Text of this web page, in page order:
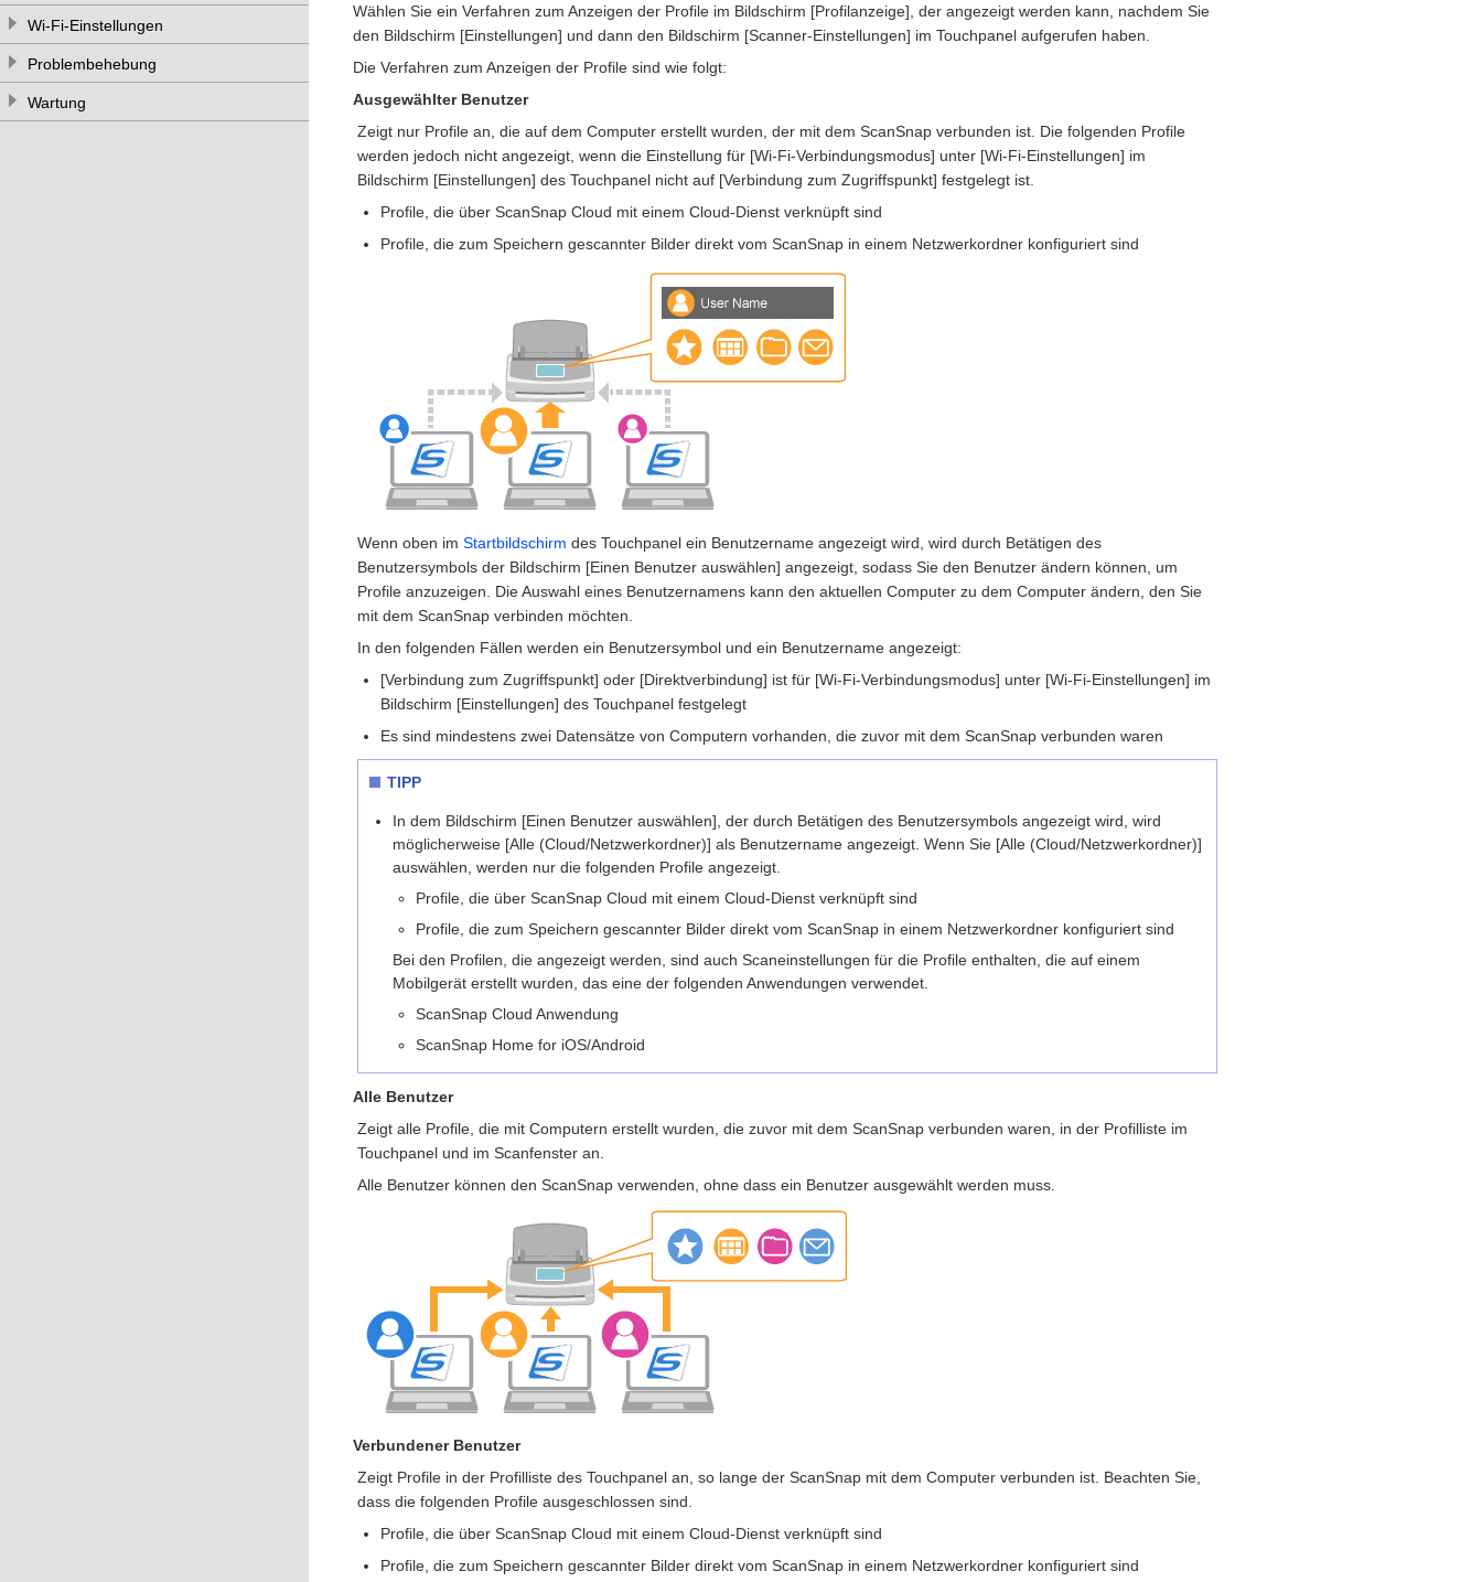
Wi-Fi-Einstellungen
Problembehebung
Wartung
Wählen Sie ein Verfahren zum Anzeigen der Profile im Bildschirm [Profilanzeige], der angezeigt werden kann, nachdem Sie
den Bildschirm [Einstellungen] und dann den Bildschirm [Scanner-Einstellungen] im Touchpanel aufgerufen haben.
Die Verfahren zum Anzeigen der Profile sind wie folgt:
Ausgewählter Benutzer
Zeigt nur Profile an, die auf dem Computer erstellt wurden, der mit dem ScanSnap verbunden ist. Die folgenden Profile
werden jedoch nicht angezeigt, wenn die Einstellung für [Wi-Fi-Verbindungsmodus] unter [Wi-Fi-Einstellungen] im
Bildschirm [Einstellungen] des Touchpanel nicht auf [Verbindung zum Zugriffspunkt] festgelegt ist.
Profile, die über ScanSnap Cloud mit einem Cloud-Dienst verknüpft sind
Profile, die zum Speichern gescannter Bilder direkt vom ScanSnap in einem Netzwerkordner konfiguriert sind
Wenn oben im Startbildschirm des Touchpanel ein Benutzername angezeigt wird, wird durch Betätigen des
Benutzersymbols der Bildschirm [Einen Benutzer auswählen] angezeigt, sodass Sie den Benutzer ändern können, um
Profile anzuzeigen. Die Auswahl eines Benutzernamens kann den aktuellen Computer zu dem Computer ändern, den Sie
mit dem ScanSnap verbinden möchten.
In den folgenden Fällen werden ein Benutzersymbol und ein Benutzername angezeigt:
[Verbindung zum Zugriffspunkt] oder [Direktverbindung] ist für [Wi-Fi-Verbindungsmodus] unter [Wi-Fi-Einstellungen] im
Bildschirm [Einstellungen] des Touchpanel festgelegt
Es sind mindestens zwei Datensätze von Computern vorhanden, die zuvor mit dem ScanSnap verbunden waren
TIPP
In dem Bildschirm [Einen Benutzer auswählen], der durch Betätigen des Benutzersymbols angezeigt wird, wird
möglicherweise [Alle (Cloud/Netzwerkordner)] als Benutzername angezeigt. Wenn Sie [Alle (Cloud/Netzwerkordner)]
auswählen, werden nur die folgenden Profile angezeigt.
Profile, die über ScanSnap Cloud mit einem Cloud-Dienst verknüpft sind
Profile, die zum Speichern gescannter Bilder direkt vom ScanSnap in einem Netzwerkordner konfiguriert sind
Bei den Profilen, die angezeigt werden, sind auch Scaneinstellungen für die Profile enthalten, die auf einem
Mobilgerät erstellt wurden, das eine der folgenden Anwendungen verwendet.
ScanSnap Cloud Anwendung
ScanSnap Home for iOS/Android
Alle Benutzer
Zeigt alle Profile, die mit Computern erstellt wurden, die zuvor mit dem ScanSnap verbunden waren, in der Profilliste im
Touchpanel und im Scanfenster an.
Alle Benutzer können den ScanSnap verwenden, ohne dass ein Benutzer ausgewählt werden muss.
Verbundener Benutzer
Zeigt Profile in der Profilliste des Touchpanel an, so lange der ScanSnap mit dem Computer verbunden ist. Beachten Sie,
dass die folgenden Profile ausgeschlossen sind.
Profile, die über ScanSnap Cloud mit einem Cloud-Dienst verknüpft sind
Profile, die zum Speichern gescannter Bilder direkt vom ScanSnap in einem Netzwerkordner konfiguriert sind